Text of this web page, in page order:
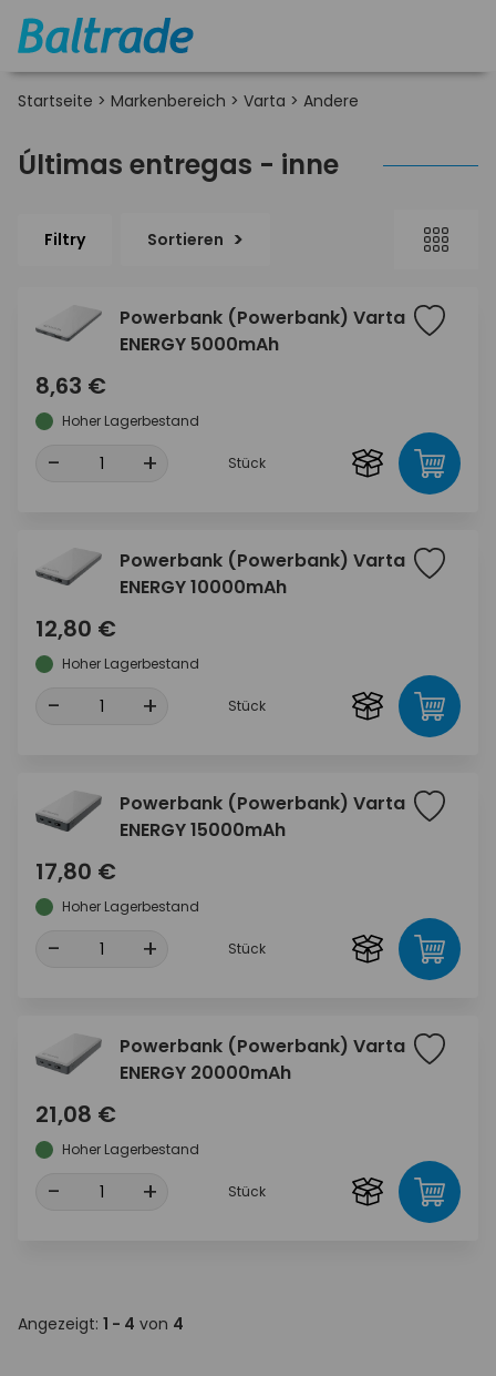
Startseite > Markenbereich > Varta > Andere
Últimas entregas - inne
Filtry Sortieren
Powerbank (Powerbank) Varta
ENERGY 5000mAh
8,63 €
Hoher Lagerbestand
- + Stück
Powerbank (Powerbank) Varta
ENERGY 10000mAh
12,80 €
Hoher Lagerbestand
- + Stück
Powerbank (Powerbank) Varta
ENERGY 15000mAh
17,80 €
Hoher Lagerbestand
- + Stück
Powerbank (Powerbank) Varta
ENERGY 20000mAh
21,08 €
Hoher Lagerbestand
- + Stück
Angezeigt: 1 - 4 von 4